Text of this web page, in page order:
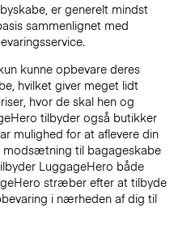
er generelt mindst
sammenlignet med
kunne opbevare deres
hvilket giver meget lidt
hvor de skal hen og
tilbyder også butikker
mulighed for at aflevere din
modsætning til bagageskabe
LuggageHero både
stræber efter at tilbyde
i nærheden af dig til